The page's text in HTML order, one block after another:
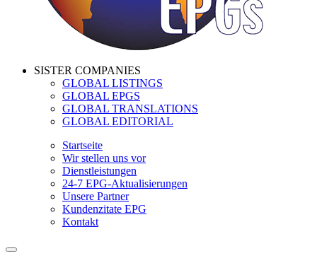
SISTER COMPANIES
GLOBAL LISTINGS
GLOBAL EPGS
GLOBAL TRANSLATIONS
GLOBAL EDITORIAL
Startseite
Wir stellen uns vor
Dienstleistungen
24-7 EPG-Aktualisierungen
Unsere Partner
Kundenzitate EPG
Kontakt